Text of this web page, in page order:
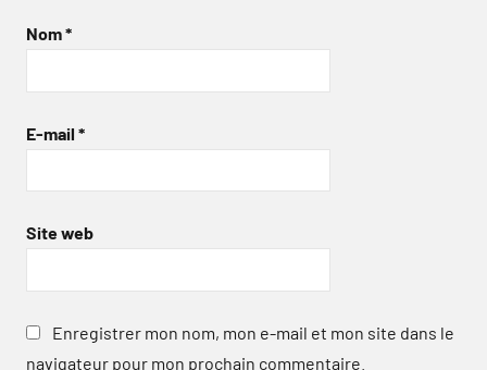
Nom*
E-mail *
Site web
Enregistrer mon nom, mon e-mail et mon site dans le
navigateur pour mon prochain commentaire.